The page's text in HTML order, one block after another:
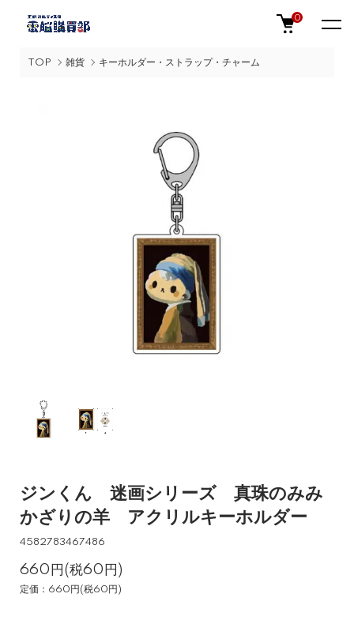
0
TOP 雑貨 キーホルダー・ストラップ・チャーム
ジンくん 迷画シリーズ 真珠のみみ
かざりの羊 アクリルキーホルダー
4582783467486
660円(税60円)
定価：660円(税60円)